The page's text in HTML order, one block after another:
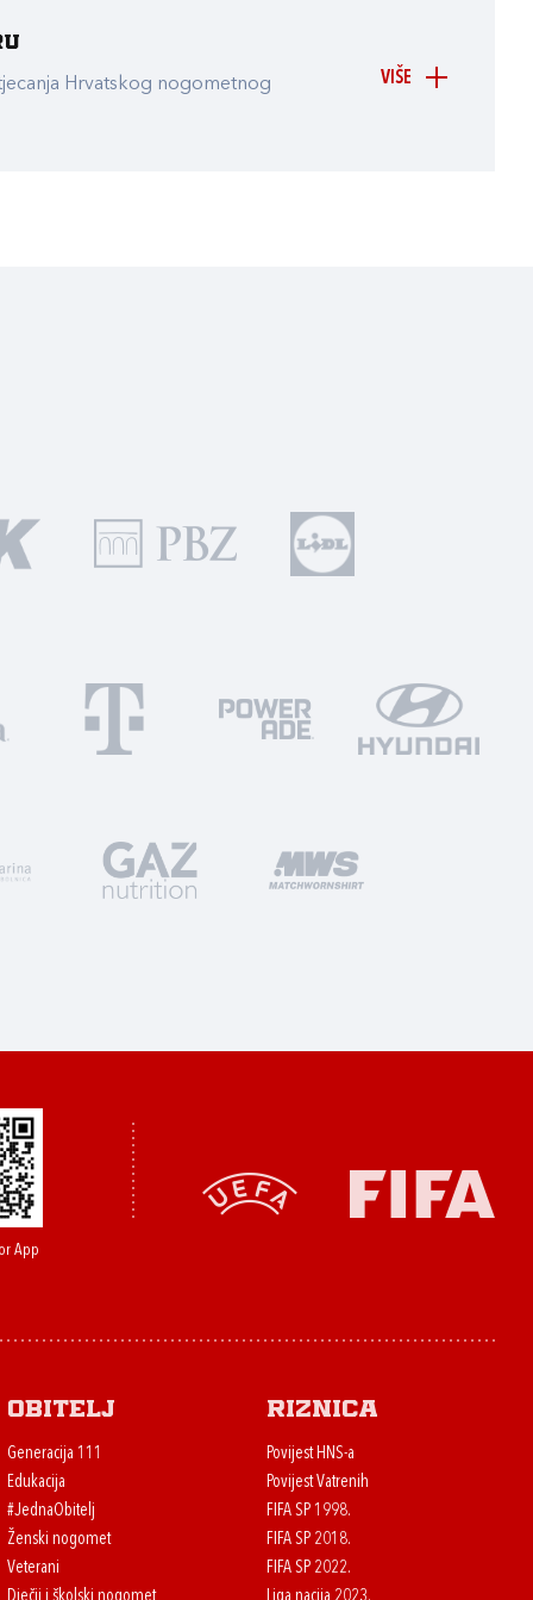
VIŠE
Hrvatskog nogometnog
App
Obitelj
Generacija 111
Edukacija
#JednaObitelj
Ženski nogomet
Veterani
Dječji i školski nogomet
Riznica
Povijest HNS-a
Povijest Vatrenih
FIFA SP 1998.
FIFA SP 2018.
FIFA SP 2022.
Liga nacija 2023.